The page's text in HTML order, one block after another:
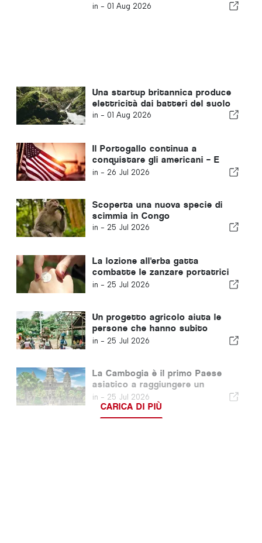
in - 01 Aug 2026
Una startup britannica produce
elettricità dai batteri del suolo
in - 01 Aug 2026
Il Portogallo continua a
conquistare gli americani – E
non è solo per via del sole
in - 26 Jul 2026
Scoperta una nuova specie di
scimmia in Congo
in - 25 Jul 2026
La lozione all'erba gatta
combatte le zanzare portatrici
di malaria
in - 25 Jul 2026
Un progetto agricolo aiuta le
persone che hanno subito
un’amputazione a ricostruirsi
in - 25 Jul 2026
La Cambogia è il primo Paese
asiatico a raggiungere un
importante traguardo nella lotta
contro l'HIV
in - 25 Jul 2026
CARICA DI PIÙ